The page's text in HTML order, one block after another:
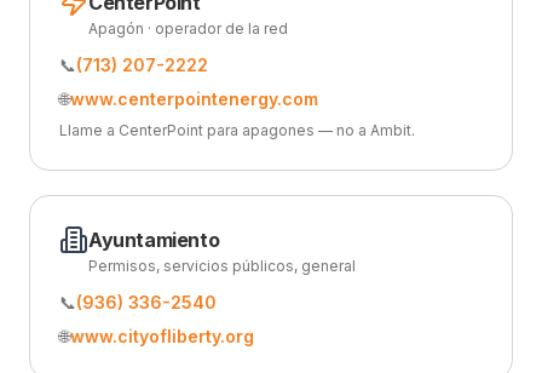
Apagón · operador de la red
📞(713) 207-2222
🌐www.centerpointenergy.com
Llame a CenterPoint para apagones — no a Ambit.
Ayuntamiento
Permisos, servicios públicos, general
📞(936) 336-2540
🌐www.cityofliberty.org